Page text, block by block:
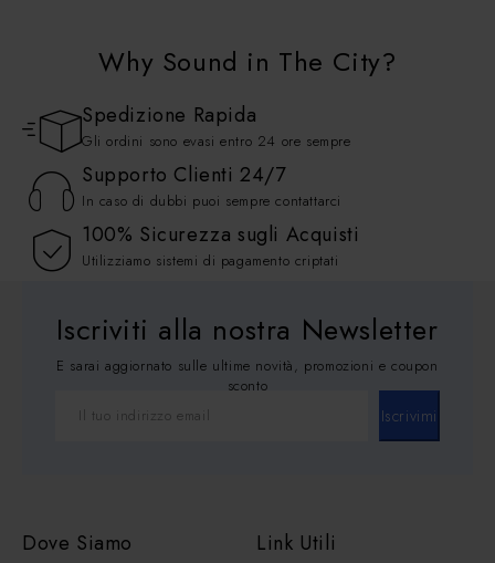
Why Sound in The City?
Spedizione Rapida
Gli ordini sono evasi entro 24 ore sempre
Supporto Clienti 24/7
In caso di dubbi puoi sempre contattarci
100% Sicurezza sugli Acquisti
Utilizziamo sistemi di pagamento criptati
Iscriviti alla nostra Newsletter
E sarai aggiornato sulle ultime novità, promozioni e coupon
sconto
Iscrivimi
Dove Siamo Link Utili